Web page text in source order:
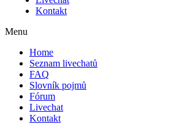
Kontakt
Menu
Home
Seznam livechatů
FAQ
Slovník pojmů
Fórum
Livechat
Kontakt